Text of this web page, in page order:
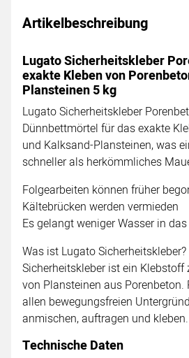
Artikelbeschreibung
Lugato Sicherheitskleber
exakte Kleben von
Plansteinen 5 kg
Lugato Sicherheitskleber
Dünnbettmörtel für das exakte
und Kalksand-Plansteinen, was
schneller als herkömmliches
Folgearbeiten können früher
Kältebrücken werden vermieden
Es gelangt weniger Wasser in
Was ist Lugato
Sicherheitskleber ist ein Klebstoff
von Plansteinen aus
allen bewegungsfreien
anmischen, auftragen und kleben.
Technische Daten